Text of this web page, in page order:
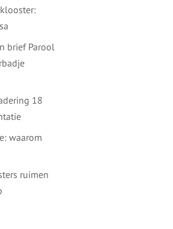
brief Parool
18
waarom
ruimen